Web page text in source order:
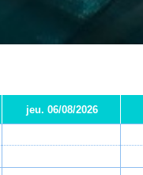
jeu. 06/08/2026